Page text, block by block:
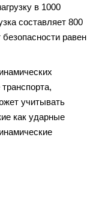
в 1000
составляет 800
равен
учитывать
как ударные